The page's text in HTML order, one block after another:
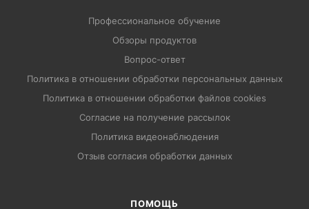
Профессиональное обучение
Обзоры продуктов
Вопрос-ответ
Политика в отношении обработки персональных данных
Политика в отношении обработки файлов cookies
Согласие на получение рассылок
Политика видеонаблюдения
Отзыв согласия обработки данных
ПОМОЩЬ